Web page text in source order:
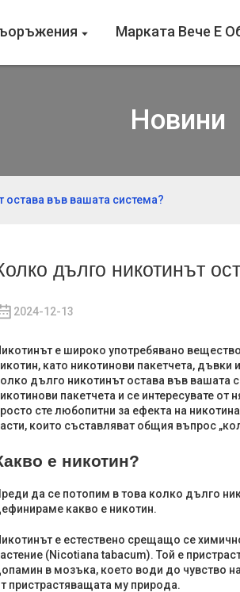
Марката Вече Е
Новини
във вашата система?
дълго никотинът
2024-12-13
е широко употребявано
като никотинови пакетчета,
дълго никотинът остава във вашата
пакетчета и се интересувате от
сте любопитни за ефекта на
които съставляват общия въпрос
е никотин?
да се потопим в това колко дълго
какво е никотин.
е естествено срещащо се
(Nicotiana tabacum). Той е
в мозъка, което води до чувство
пристрастяващата му природа.